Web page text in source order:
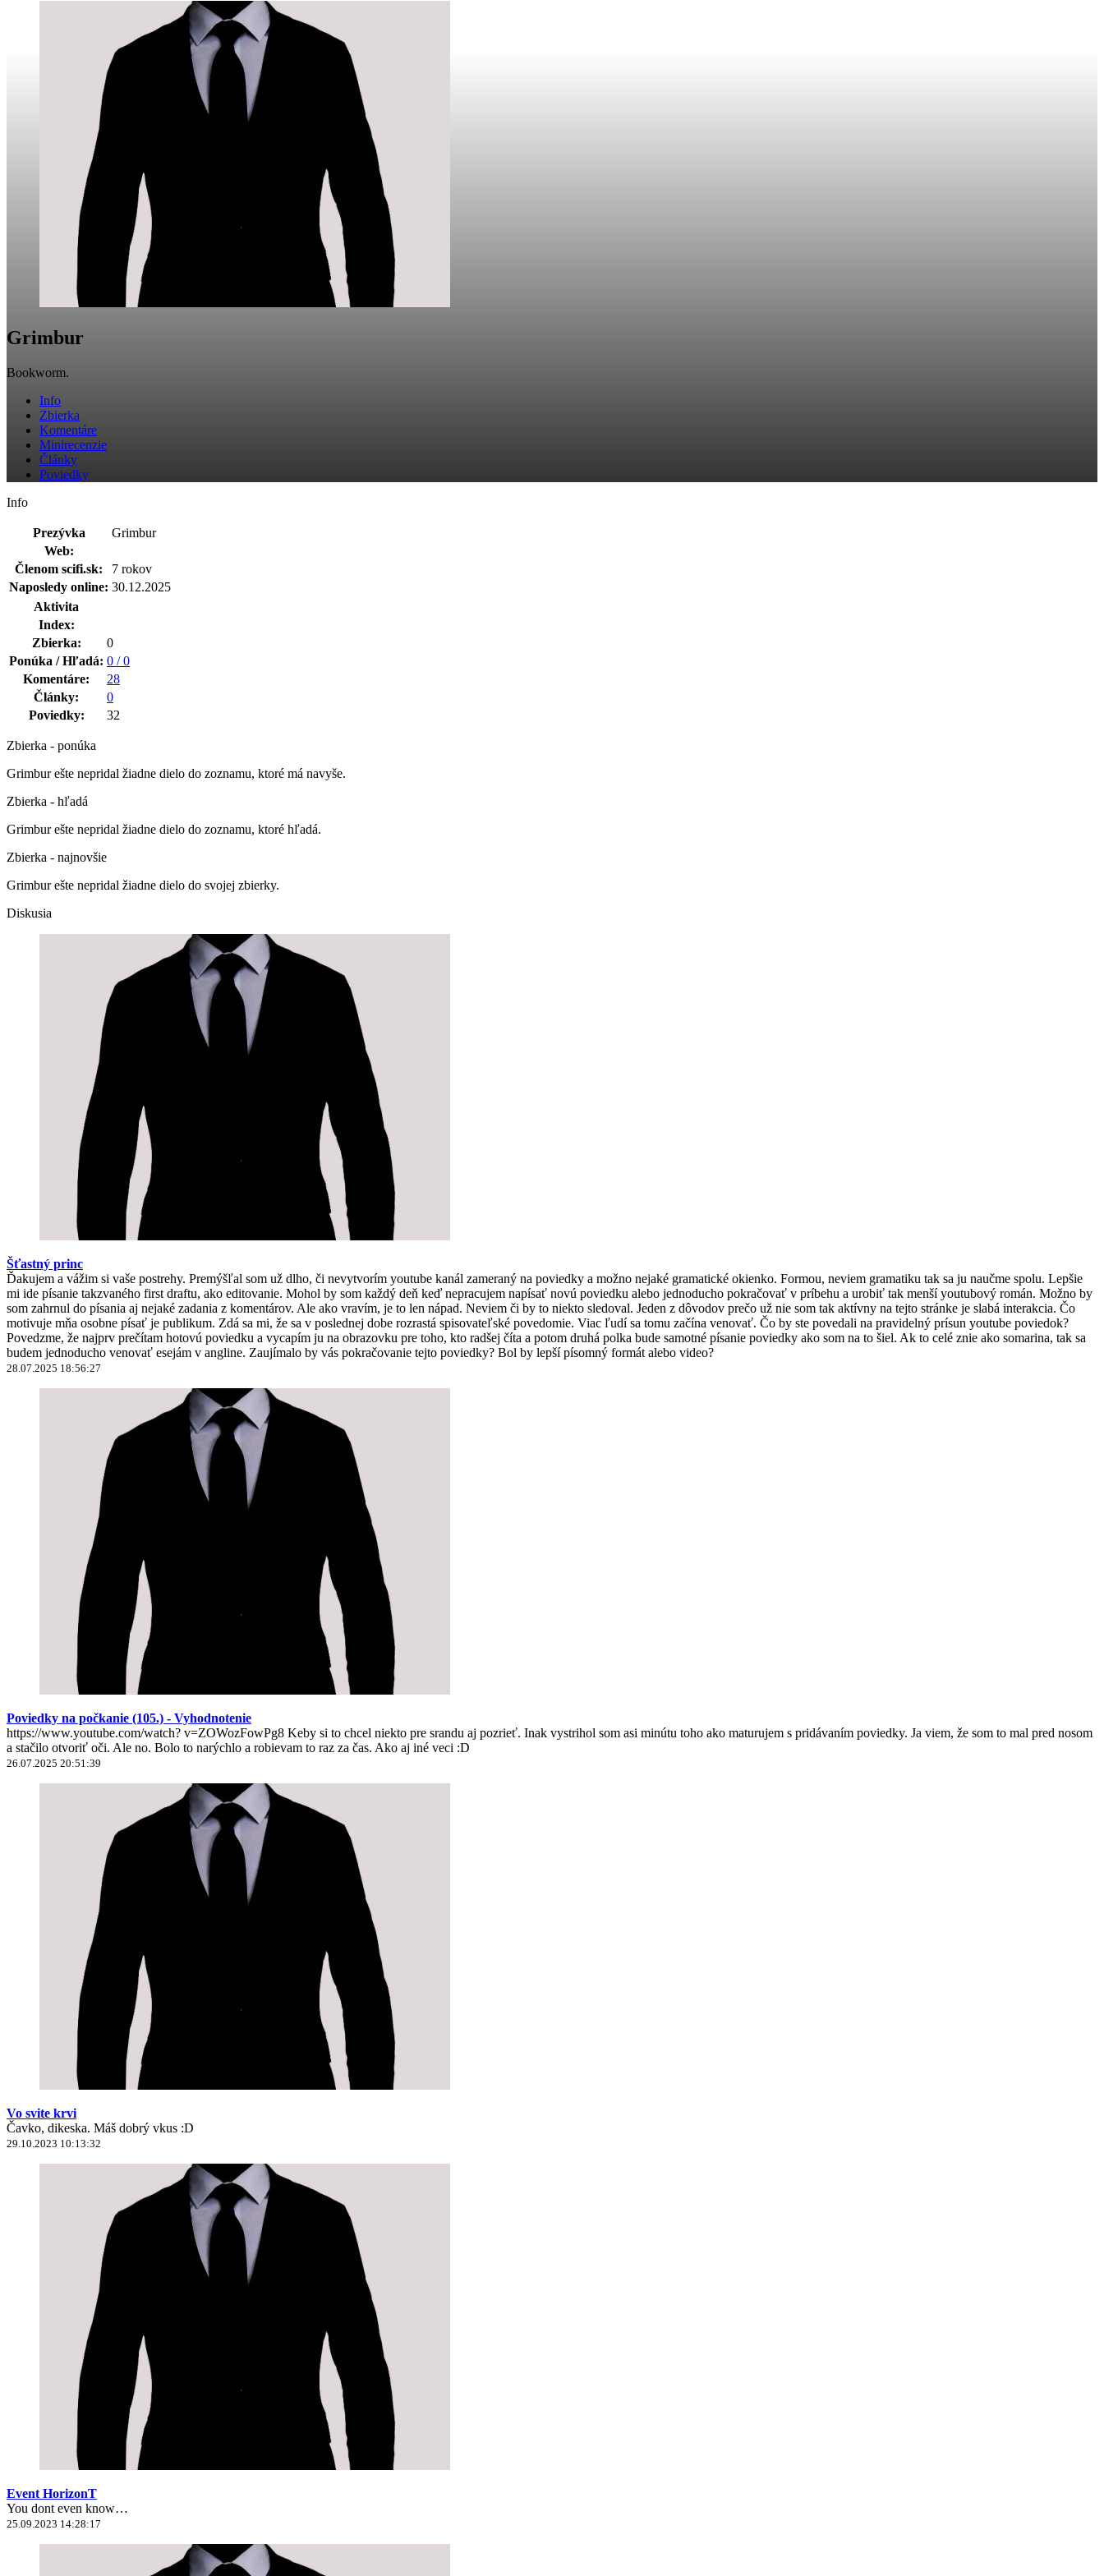
Grimbur
Bookworm.
Info
Zbierka
Komentáre
Minirecenzie
Články
Poviedky
Info
Prezývka
Grimbur
Web:
Členom scifi.sk:
7 rokov
Naposledy online: 30.12.2025
Aktivita
Index:
Zbierka:
0
Ponúka / Hľadá: 0 / 0
Komentáre:
28
Články:
0
Poviedky:
32
Zbierka - ponúka
Grimbur ešte nepridal žiadne dielo do zoznamu, ktoré má navyše.
Zbierka - hľadá
Grimbur ešte nepridal žiadne dielo do zoznamu, ktoré hľadá.
Zbierka - najnovšie
Grimbur ešte nepridal žiadne dielo do svojej zbierky.
Diskusia
Šťastný princ
Ďakujem a vážim si vaše postrehy. Premýšľal som už dlho, či nevytvorím youtube kanál zameraný na poviedky a možno nejaké gramatické okienko. Formou, neviem gramatiku tak sa ju naučme spolu. Lepšie
mi ide písanie takzvaného first draftu, ako editovanie. Mohol by som každý deň keď nepracujem napísať novú poviedku alebo jednoducho pokračovať v príbehu a urobiť tak menší youtubový román. Možno by
som zahrnul do písania aj nejaké zadania z komentárov. Ale ako vravím, je to len nápad. Neviem či by to niekto sledoval. Jeden z dôvodov prečo už nie som tak aktívny na tejto stránke je slabá interakcia. Čo
motivuje mňa osobne písať je publikum. Zdá sa mi, že sa v poslednej dobe rozrastá spisovateľské povedomie. Viac ľudí sa tomu začína venovať. Čo by ste povedali na pravidelný prísun youtube poviedok?
Povedzme, že najprv prečítam hotovú poviedku a vycapím ju na obrazovku pre toho, kto radšej číta a potom druhá polka bude samotné písanie poviedky ako som na to šiel. Ak to celé znie ako somarina, tak sa
budem jednoducho venovať esejám v angline. Zaujímalo by vás pokračovanie tejto poviedky? Bol by lepší písomný formát alebo video?
28.07.2025 18:56:27
Poviedky na počkanie (105.) - Vyhodnotenie
https://www.youtube.com/watch? v=ZOWozFowPg8 Keby si to chcel niekto pre srandu aj pozrieť. Inak vystrihol som asi minútu toho ako maturujem s pridávaním poviedky. Ja viem, že som to mal pred nosom
a stačilo otvoriť oči. Ale no. Bolo to narýchlo a robievam to raz za čas. Ako aj iné veci :D
26.07.2025 20:51:39
Vo svite krvi
Čavko, dikeska. Máš dobrý vkus :D
29.10.2023 10:13:32
Event HorizonT
You dont even know…
25.09.2023 14:28:17